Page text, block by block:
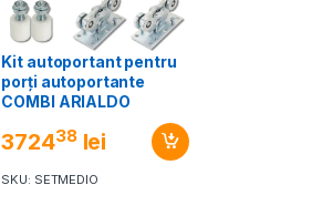
Kit autoportant pentru
porți autoportante
COMBI ARIALDO
372438 lei
SKU: SETMEDIO